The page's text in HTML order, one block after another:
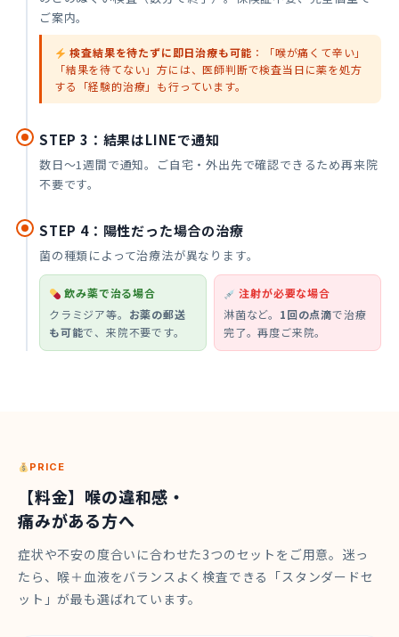
ご案内。
検査結果を待たずに即日治療も可能 ：「喉が痛くて辛い」
「結果を待てない」方には、医師判断で検査当日に薬を処方
する「経験的治療」も行っています。
STEP 3：結果はLINEで通知
数日〜1週間で通知。ご自宅・外出先で確認できるため再来院
不要です。
STEP 4：陽性だった場合の治療
菌の種類によって治療法が異なります。
飲み薬で治る場合
クラミジア等。 お薬の郵送
も可能で、来院不要です。
注射が必要な場合
淋菌など。 1回の点滴で治療
完了。再度ご来院。
PRICE
【料金】喉の違和感・
痛みがある方へ
症状や不安の度合いに合わせた3つのセットをご用意。迷っ
たら、喉＋血液をバランスよく検査できる「スタンダードセ
ット」が最も選ばれています。